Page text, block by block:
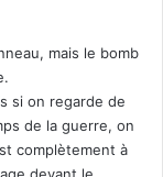
mais le bomb
si on regarde de
de la guerre, on
complètement à
devant le